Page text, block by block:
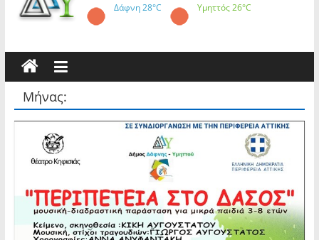
Δάφνη28°C Υμηττός26°C
Μήνας: